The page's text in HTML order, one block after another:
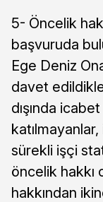
5- Öncelik
başvuruda
Ege Deniz
davet
dışında
sürekli işçi
öncelik hakkı
hakkından